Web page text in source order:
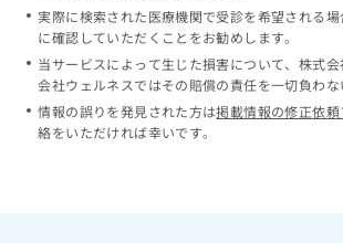
実際に検索された医療機関で受診を希望される
に確認していただくことをお勧めします。
当サービスによって生じた損害について、株式
会社ウェルネスではその賠償の責任を一切負わな
情報の誤りを発見された方は掲載情報の修正依頼
絡をいただければ幸いです。